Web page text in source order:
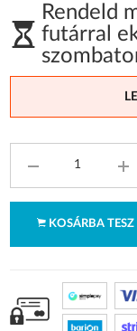
Rendeld
futárral
KOSÁRBA TESZ